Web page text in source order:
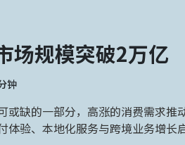
场规模突破2万亿
钟
或缺的一部分，高涨的消费需求推
验、本地化服务与跨境业务增长